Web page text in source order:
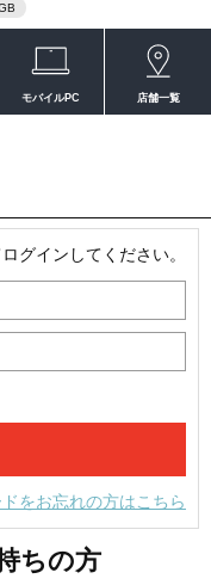
モバイルPC 店舗一覧
グインしてください。
をお忘れの方はこちら
ちの方